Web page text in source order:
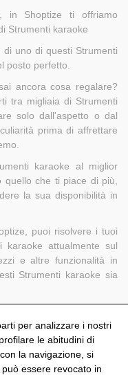
in Shoptize ti offriamo
Strumenti karaoke
uno di questi Strumenti
posto perfetto.
ancora cosa regalare?
tra migliaia di Strumenti
solo dall'aspetto o dal
prima di affrettare
karaoke al miglior
che ti piace di più,
la sua disponibilità in
puoi risolvere i tuoi
karaoke attualmente sul
e altre funzionalità in
Strumenti karaoke sia
per analizzare i nostri
le abitudini di
la navigazione, si
essere revocato in